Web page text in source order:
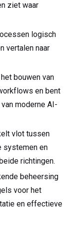
ziet waar
logisch
vertalen naar
bouwen van
en bent
moderne AI-
vlot tussen
systemen en
richtingen.
beheersing
voor het
en effectieve